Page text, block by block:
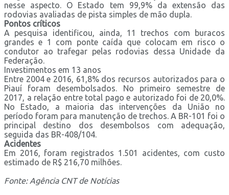
nesse aspecto. O Estado tem 99,9% da extensão das
rodovias avaliadas de pista simples de mão dupla.
Pontos críticos
A pesquisa identificou, ainda, 11 trechos com buracos
grandes e 1 com ponte caída que colocam em risco o
condutor ao trafegar pelas rodovias dessa Unidade da
Federação.
Investimentos em 13 anos
Entre 2004 e 2016, 61,8% dos recursos autorizados para o
Piauí foram desembolsados. No primeiro semestre de
2017, a relação entre total pago e autorizado foi de 20,0%.
No Estado, a maioria das intervenções da União no
período foram para manutenção de trechos. A BR-101 foi o
principal destino dos desembolsos com adequação,
seguida das BR-408/104.
Acidentes
Em 2016, foram registrados 1.501 acidentes, com custo
estimado de R$ 216,70 milhões.
Fonte: Agência CNT de Notícias